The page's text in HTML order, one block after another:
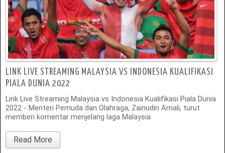
LINK LIVE STREAMING MALAYSIA VS INDONESIA KUALIFIKASI
PIALA DUNIA 2022
Link Live Streaming Malaysia vs Indonesia Kualifikasi Piala Dunia
2022 - Menteri Pemuda dan Olahraga, Zainudin Amali, turut
memberi komentar menjelang laga Malaysia
Read More